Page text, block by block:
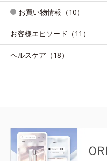
お買い物情報（10）
お客様エピソード（11）
ヘルスケア（18）